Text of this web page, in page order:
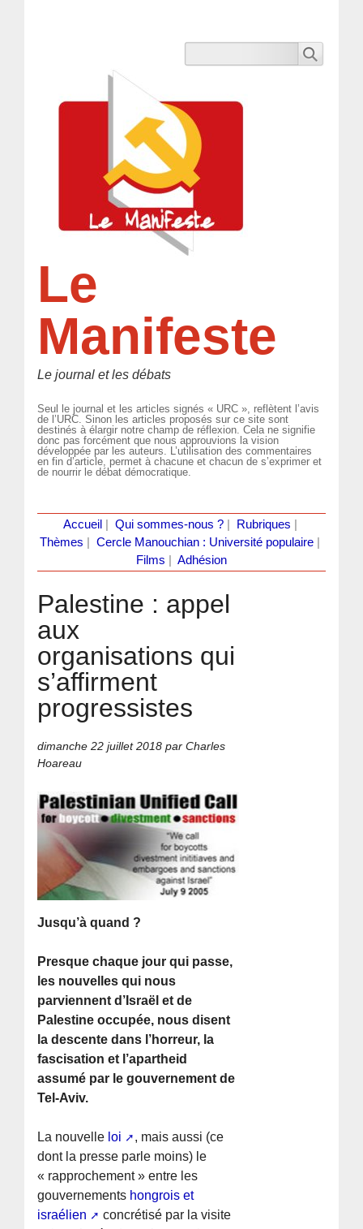
Le
Manifeste
Le journal et les débats
Seul le journal et les articles signés « URC », reflètent l’avis
de l’URC. Sinon les articles proposés sur ce site sont
destinés à élargir notre champ de réflexion. Cela ne signifie
donc pas forcément que nous approuvions la vision
développée par les auteurs. L’utilisation des commentaires
en fin d’article, permet à chacune et chacun de s’exprimer et
de nourrir le débat démocratique.
Accueil Qui sommes-nous ?| Rubriques
Thèmes
Cercle Manouchian : Université populaire
Films
Adhésion
Palestine : appel
aux
organisations qui
s’affirment
progressistes
dimanche 22 juillet 2018 par Charles
Hoareau
Jusqu’à quand ?
Presque chaque jour qui passe,
les nouvelles qui nous
parviennent d’Israël et de
Palestine occupée, nous disent
la descente dans l’horreur, la
fascisation et l’apartheid
assumé par le gouvernement de
Tel-Aviv.
La nouvelle loi
, mais aussi (ce
dont la presse parle moins) le
« rapprochement » entre les
gouvernements hongrois et
israélien
concrétisé par la visite